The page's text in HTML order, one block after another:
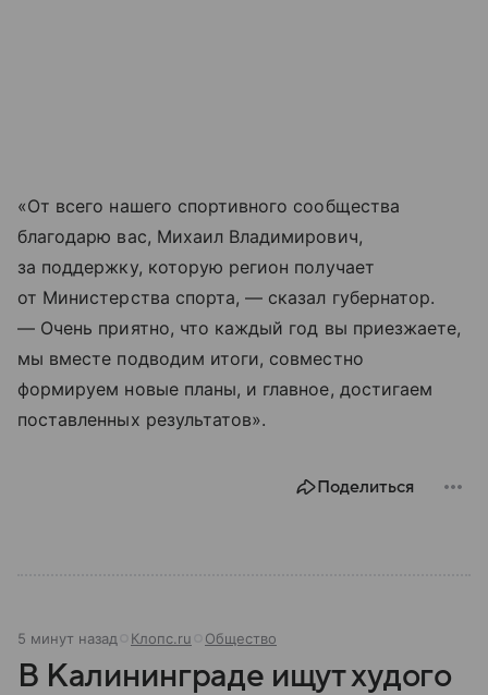
«От всего нашего спортивного сообщества
благодарю вас, Михаил Владимирович,
за поддержку, которую регион получает
от Министерства спорта, — сказал губернатор.
— Очень приятно, что каждый год вы приезжаете,
мы вместе подводим итоги, совместно
формируем новые планы, и главное, достигаем
поставленных результатов».
Поделиться
5 минут назад Клопс.ru Общество
В Калининграде ищут худого